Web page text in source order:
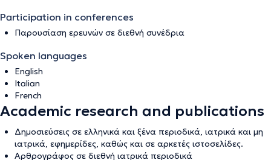
Participation in conferences
Παρουσίαση ερευνών σε διεθνή συνέδρια
Spoken languages
English
Italian
French
Academic research and publications
Δημοσιεύσεις σε ελληνικά και ξένα περιοδικά, ιατρικά και μη
ιατρικά, εφημερίδες, καθώς και σε αρκετές ιστοσελίδες.
Αρθρογράφος σε διεθνή ιατρικά περιοδικά